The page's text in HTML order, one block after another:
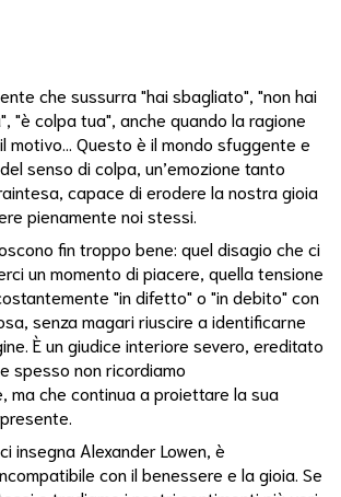
che sussurra "hai sbagliato", "non hai
"è colpa tua", anche quando la ragione
motivo... Questo è il mondo sfuggente e
senso di colpa, un’emozione tanto
capace di erodere la nostra gioia
pienamente noi stessi.
fin troppo bene: quel disagio che ci
un momento di piacere, quella tensione
"in difetto" o "in debito" con
senza magari riuscire a identificarne
È un giudice interiore severo, ereditato
spesso non ricordiamo
ma che continua a proiettare la sua
insegna Alexander Lowen, è
con il benessere e la gioia. Se